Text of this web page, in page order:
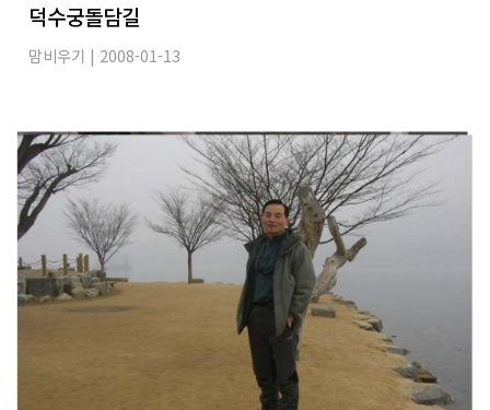
덕수궁돌담길
맘비우기 | 2008-01-13